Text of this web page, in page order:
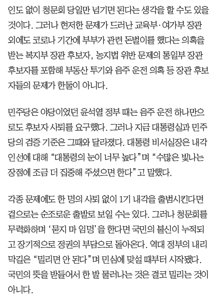
인도 없이 청문회 당일만 넘기면 된다는 생각을 할 수도 있을
것이다. 그러나 현저한 문제가 드러난 교육부·여가부 장관
외에도 코로나 기간에 부부가 관련 돈벌이를 했다는 의혹을
받는 복지부 장관 후보자, 농지법 위반 문제의 통일부 장관
후보자를 포함해 부동산 투기와 음주 운전 의혹 등 장관 후보
자들의 문제가 한둘이 아니다.
민주당은 야당이었던 윤석열 정부 때는 음주 운전 하나만으
로도 후보자 사퇴를 요구했다. 그러나 지금 대통령실과 민주
당의 검증 기준은 그때와 달라졌다. 대통령 비서실장은 내각
인선에 대해 “대통령의 눈이 너무 높다”며 “수많은 빛나는
장점에 조금 더 집중해 주셨으면 한다”고 말했다.
각종 문제에도 한 명의 사퇴 없이 1기 내각을 출범시킨다면
겉으로는 순조로운 출발로 보일 수는 있다. 그러나 청문회를
무력화하며 ‘묻지 마 임명’을 한다면 국민의 불신이 누적되
고 장기적으로 정권의 부담으로 돌아온다. 역대 정부의 내리
막길은 “밀리면 안 된다”며 민심에 맞설 때부터 시작됐다.
국민의 뜻을 받들어서 한 발 물러나는 것은 결코 밀리는 것이
아니다.